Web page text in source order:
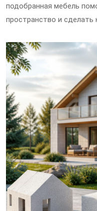
подобранная мебель
пространство и сделать